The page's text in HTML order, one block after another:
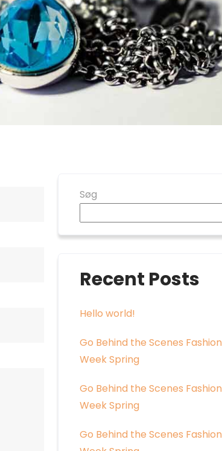
Søg
Recent Posts
Hello world!
Go Behind the Scenes Fashion
Week Spring
Go Behind the Scenes Fashion
Week Spring
Go Behind the Scenes Fashion